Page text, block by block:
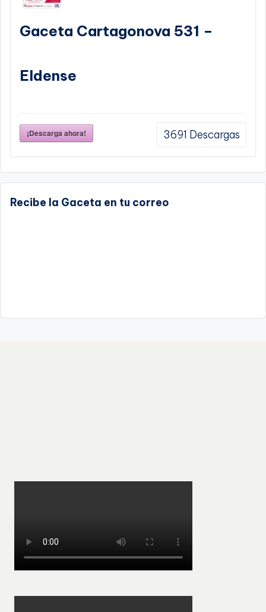
Gaceta Cartagonova 531 –
Eldense
¡Descarga ahora! 3691 Descargas
Recibe la Gaceta en tu correo